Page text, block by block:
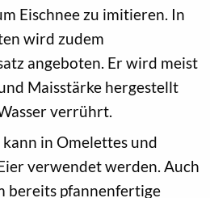
Eischnee zu imitieren. In
wird zudem
angeboten. Er wird meist
Maisstärke hergestellt
verrührt.
in Omelettes und
verwendet werden. Auch
bereits pfannenfertige